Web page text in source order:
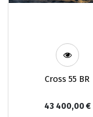
Cross 55 BR
43 400,00€